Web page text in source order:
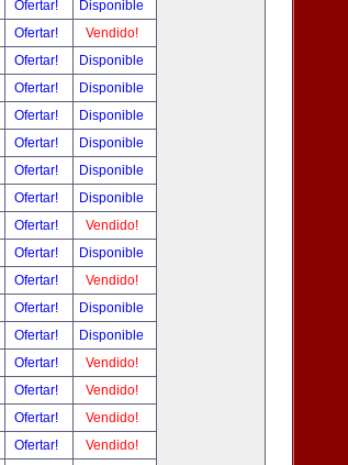
Ofertar!
Disponible
Ofertar!
Vendido!
Ofertar!
Disponible
Ofertar!
Disponible
Ofertar!
Disponible
Ofertar!
Disponible
Ofertar!
Disponible
Ofertar!
Disponible
Ofertar!
Vendido!
Ofertar!
Disponible
Ofertar!
Vendido!
Ofertar!
Disponible
Ofertar!
Disponible
Ofertar!
Vendido!
Ofertar!
Vendido!
Ofertar!
Vendido!
Ofertar!
Vendido!